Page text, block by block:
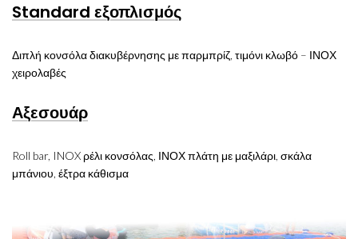
Standard εξοπλισμός
Διπλή κονσόλα διακυβέρνησης με παρμπρίζ, τιμόνι κλωβό – ΙΝΟΧ
χειρολαβές
Αξεσουάρ
Roll bar, INOX ρέλι κονσόλας, ΙΝΟΧ πλάτη με μαξιλάρι, σκάλα
μπάνιου, έξτρα κάθισμα